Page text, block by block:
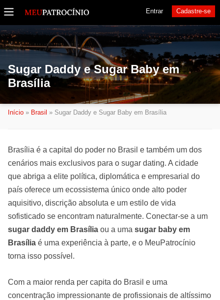
Entrar Cadastre-se
Sugar Daddy e Sugar Baby em
Brasília
Início » Brasil » Sugar Daddy e Sugar Baby em Brasília
Brasília é a capital do poder no Brasil e também um dos
cenários mais exclusivos para o sugar dating. A cidade
que abriga a elite política, diplomática e empresarial do
país oferece um ecossistema único onde alto poder
aquisitivo, discrição absoluta e um estilo de vida
sofisticado se encontram naturalmente. Conectar-se a um
sugar daddy em Brasília ou a uma sugar baby em
Brasília é uma experiência à parte, e o MeuPatrocínio
torna isso possível.
Com a maior renda per capita do Brasil e uma
concentração impressionante de profissionais de altíssimo